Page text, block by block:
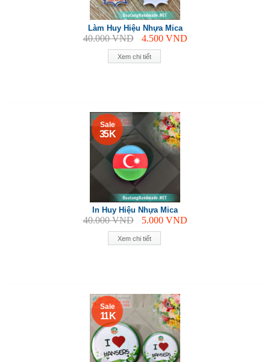
Xem chi tiết
Làm Huy Hiệu Nhựa Mica
40.000VND 4.500 VND
Xem chi tiết
Sale
35 K
In Huy Hiệu Nhựa Mica
40.000VND 5.000 VND
Sale
11 K